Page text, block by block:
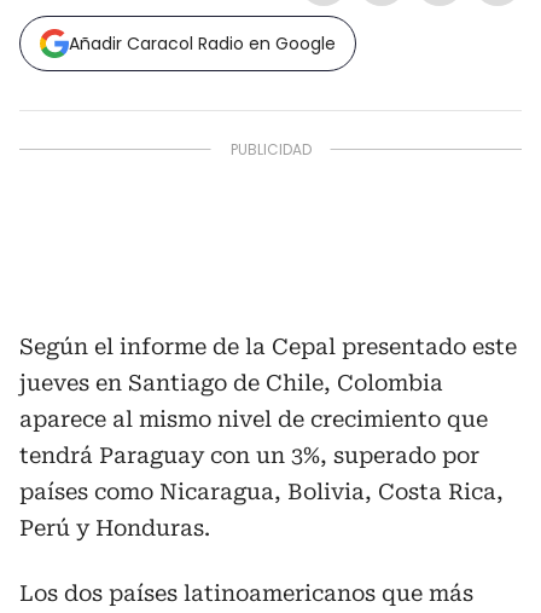
Añadir Caracol Radio en Google
Según el informe de la Cepal presentado este
jueves en Santiago de Chile, Colombia
aparece al mismo nivel de crecimiento que
tendrá Paraguay con un 3%, superado por
países como Nicaragua, Bolivia, Costa Rica,
Perú y Honduras.
Los dos países latinoamericanos que más